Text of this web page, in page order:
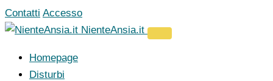
Vai
al
Contatti Accesso
NienteAnsia.it
Homepage
Disturbi